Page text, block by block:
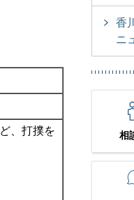
、打撲を
香
ニ
相